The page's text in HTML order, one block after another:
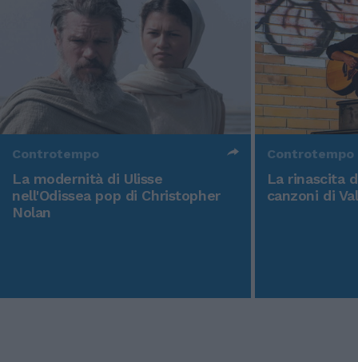
Controtempo
La modernità di Ulisse
nell'Odissea pop di Christopher
Nolan
Controtempo
La rinascita
canzoni di